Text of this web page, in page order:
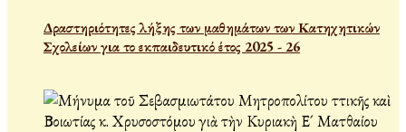
Δραστηριότητες λήξης των μαθημάτων των Κατηχητικών
Σχολείων για το εκπαιδευτικό έτος 2025 - 26